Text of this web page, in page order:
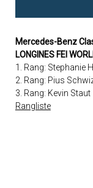
Mercedes-Benz
LONGINES FEI
1. Rang: Stephanie
2. Rang: Pius
3. Rang: Kevin Staut
Rangliste